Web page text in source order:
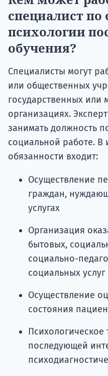
специалист
психологии
обучения?
Специалисты могут
или общественных
государственных или
организациях.
занимать должность
социальной работе. В
обязанности входит:
Осуществление
граждан,
услугах
Организация
бытовых,
социально-
социальных
Осуществление
состояния
Психологическое
последующей